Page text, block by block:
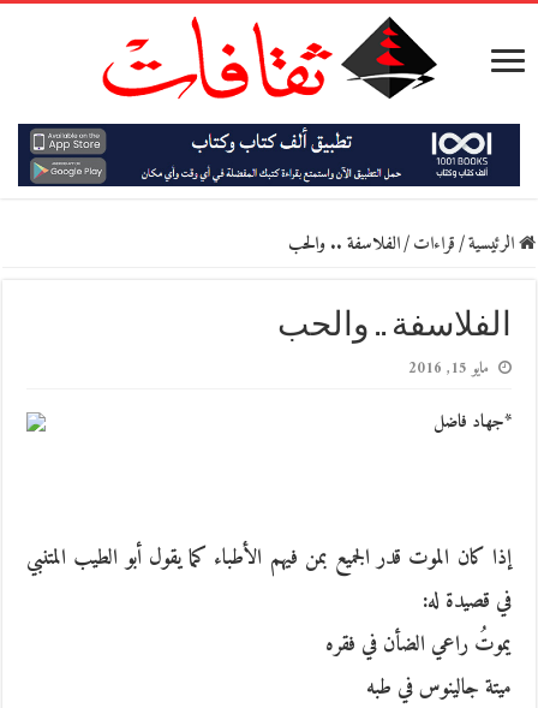
الرئيسية/قراءات/الفلاسفة .. والحب
الفلاسفة .. والحب
مايو 15, 2016
*جهاد فاضل
إذا كان الموت قدر الجميع بمن فيهم الأطباء كما يقول أبو الطيب المتنبي
في قصيدة له:
يموتُ راعي الضأن في فقره
ميتة جالينوس في طبه